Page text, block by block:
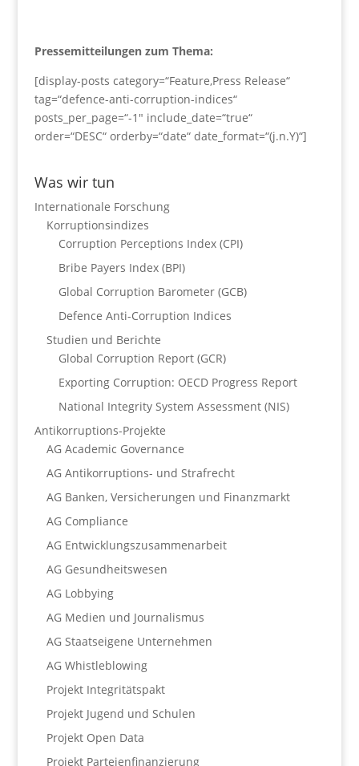
Pressemitteilungen zum Thema:
[display-posts category=“Feature,Press Release“
tag=“defence-anti-corruption-indices“
posts_per_page=“-1″ include_date=“true“
order=“DESC“ orderby=“date“ date_format=“(j.n.Y)“]
Was wir tun
Internationale Forschung
Korruptionsindizes
Corruption Perceptions Index (CPI)
Bribe Payers Index (BPI)
Global Corruption Barometer (GCB)
Defence Anti-Corruption Indices
Studien und Berichte
Global Corruption Report (GCR)
Exporting Corruption: OECD Progress Report
National Integrity System Assessment (NIS)
Antikorruptions-Projekte
AG Academic Governance
AG Antikorruptions- und Strafrecht
AG Banken, Versicherungen und Finanzmarkt
AG Compliance
AG Entwicklungszusammenarbeit
AG Gesundheitswesen
AG Lobbying
AG Medien und Journalismus
AG Staatseigene Unternehmen
AG Whistleblowing
Projekt Integritätspakt
Projekt Jugend und Schulen
Projekt Open Data
Projekt Parteienfinanzierung